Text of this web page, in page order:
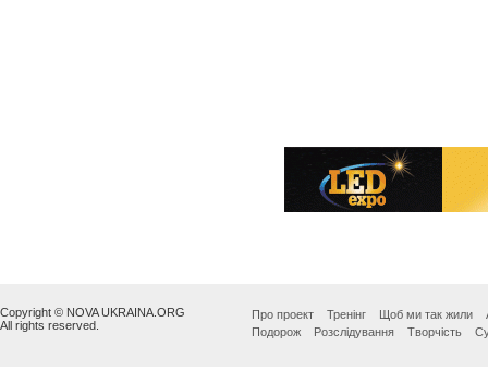
Copyright © NOVA UKRAINA.ORG
All rights reserved.
Про проект Тренінг Щоб ми так жили
Подорож
Розслідування Творчість